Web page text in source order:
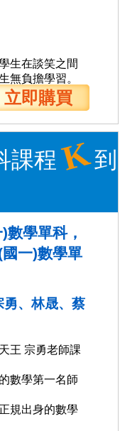
生在談笑之間
無負擔學習。
立即購買
課程K到
學單科，
一)數學單
、林晟、蔡
王 宗勇老師課
數學第一名師
規出身的數學